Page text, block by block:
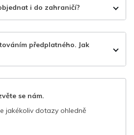
i do zahraničí?
předplatného. Jak
se nám.
jakékoliv dotazy ohledně